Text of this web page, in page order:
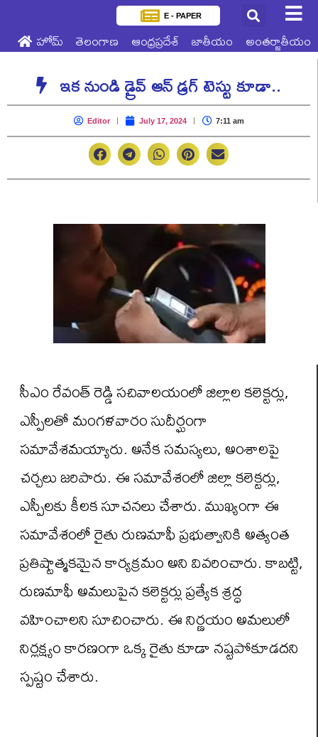
E - PAPER
హోమ్ తెలంగాణ ఆంధ్రప్రదేశ్ జాతీయం అంతర్జాతీయం
ఇక నుండి డ్రైవ్ ఆన్ డ్రగ్ టెస్టు కూడా..
Editor July 17, 2024 7:11 am
సీఎం రేవంత్ రెడ్డి సచివాలయంలో జిల్లాల కలెక్టర్లు,
ఎస్పీలతో మంగళవారం సుదీర్ఘంగా
సమావేశమయ్యారు. అనేక సమస్యలు, అంశాలపై
చర్చలు జరిపారు. ఈ సమావేశంలో జిల్లా కలెక్టర్లు,
ఎస్పీలకు కీలక సూచనలు చేశారు. ముఖ్యంగా ఈ
సమావేశంలో రైతు రుణమాఫీ ప్రభుత్వానికి అత్యంత
ప్రతిష్టాత్మకమైన కార్యక్రమం అని వివరించారు. కాబట్టి,
రుణమాఫీ అమలుపైన కలెక్టర్లు ప్రత్యేక శ్రద్ధ
వహించాలని సూచించారు. ఈ నిర్ణయం అమలులో
నిర్లక్ష్యం కారణంగా ఒక్క రైతు కూడా నష్టపోకూడదని
స్పష్టం చేశారు.